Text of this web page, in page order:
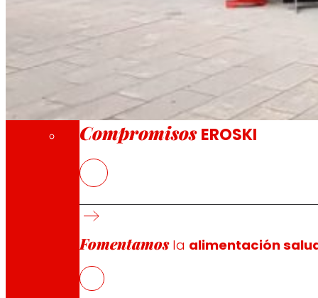
Compromisos
Compromisos EROSKI
Fomentamosla alimentación
La nueva tienda franquiciada ofrece a los
EROSKI mantiene el ritmo de aperturas